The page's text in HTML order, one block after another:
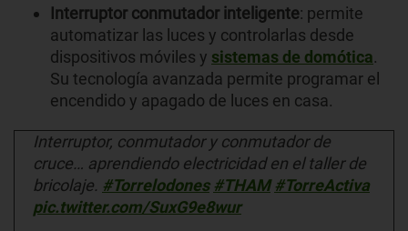
Interruptor conmutador inteligente: permite
automatizar las luces y controlarlas desde
dispositivos móviles y sistemas de domótica.
Su tecnología avanzada permite programar el
encendido y apagado de luces en casa.
Interruptor, conmutador y conmutador de
cruce… aprendiendo electricidad en el taller de
bricolaje. #Torrelodones #THAM #TorreActiva
pic.twitter.com/SuxG9e8wur